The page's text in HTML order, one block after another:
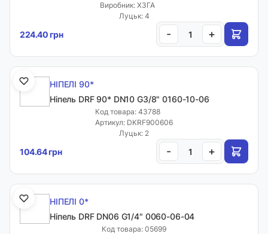
Виробник: ХЗГА
Луцьк: 4
224.40 грн - +
НІПЕЛІ 90*
Ніпель DRF 90* DN10 G3/8" 0160-10-06
Код товара: 43788
Артикул: DKRF900606
Луцьк: 2
104.64 грн - +
НІПЕЛІ 0*
Ніпель DRF DN06 G1/4" 0060-06-04
Код товара: 05699